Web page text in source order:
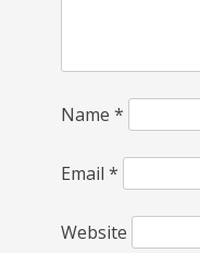
Name *
Email *
Website